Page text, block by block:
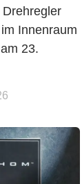
Innenraum
23.